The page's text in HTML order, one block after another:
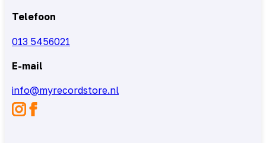
Telefoon
013 5456021
E-mail
info@myrecordstore.nl